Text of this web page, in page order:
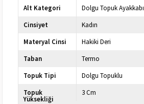
Alt Kategori
Dolgu Topuk Ayakkabı
Cinsiyet
Kadın
Materyal Cinsi
Hakiki Deri
Taban
Termo
Topuk Tipi
Dolgu Topuklu
Topuk
Yüksekliği
3 Cm